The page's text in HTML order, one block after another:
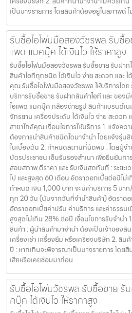
เป็นบางรายการ โดยสินค้าต้องอยู่ในสภาพดี
รับซื้อไอโฟนมือสองวัชรพล รับซื้อ
แพด แมคบุ๊ค ได้เงินไว ให้ราคาสูง
รับซื้อไอโฟนมือสองวัชรพล รับซื้อขาย รับฝาก
สินค้าไอทีทุกชนิด ได้เงินไว ง่าย สะดวก และ ไ
คุณ รับซื้อไอโฟนมือสองวัชรพล ให้บริการโดย
บริการรับซื้อขาย รับฝากสินค้าไอที และ ของมี
ไอแพด แมคบุ๊ค กล้องถ่ายรูป สินค้าแบรนด์เน
จักรยาน เครื่องประดับ ได้เงินไว ง่าย สะดวก
สาขาใกล้คุณ เงื่อนไขการให้บริการ 1. แจ้งคว
ต้องการนำสินค้าชนิดใดมาจำนำ โดยแจ้งรุ่นสิ
ในเบื้องต้น 2. กำหนดสถานที่นัดพบ : โดยผู้จำ
บัตรประชาชน เซ็นรับรองสำเนา เพื่อยืนยันก
สอบสภาพ ตีราคา และ รับเงินสดทันที : ระยะ
ไป และสูงสุด 60 เดือน อัตราดอกเบี้ยต่อปีไม่
กำหนด เงิน 1,000 บาท จะมีค่าบริการ 5 บา
ทุก 20 วัน (นับจากวันที่จำนำสินค้า) อัตราดอ
อัตราดอกเบี้ยค่าปรับ ค่าบริการ และค่าธรรม
สูงสุดไม่เกิน 28% ต่อปี เงื่อนไขการรับจำนำ
สินค้า : ผู้นำสินค้ามาจำนำ ต้องเป็นเจ้าของสิน
เครื่องเช่า เครื่องยืม หรือเครื่องบริษัท 2. สิน
ปี : หากเกินจะพิจารณาเป็นบางรายการ โดย
เสียหรือเคยซ่อมมาก่อน
รับซื้อไอโฟนวัชรพล รับซื้อขาย รั
คบุ๊ค ได้เงินไว ให้ราคาสูง